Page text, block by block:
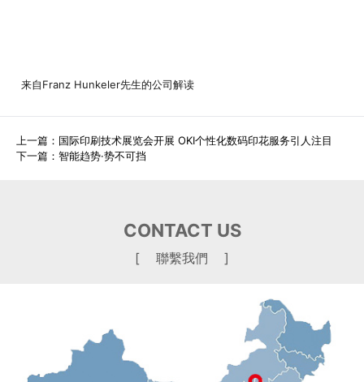
来自Franz Hunkeler先生的公司解读
上一篇： 国际印刷技术展览会开展 OKI个性化数码印花服务引人注目
下一篇： 智能趋势·势不可挡
CONTACT US
[ 聯繫我們 ]